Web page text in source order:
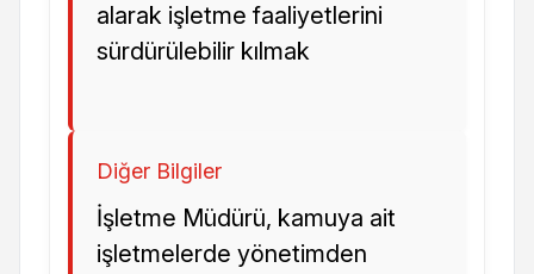
alarak işletme faaliyetlerini
sürdürülebilir kılmak
Diğer Bilgiler
İşletme Müdürü, kamuya ait
işletmelerde yönetimden